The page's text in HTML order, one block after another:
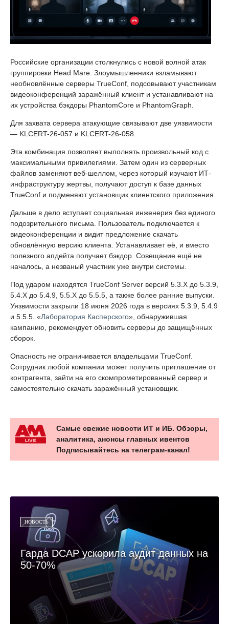
Российские организации столкнулись с новой волной атак
группировки Head Mare. Злоумышленники взламывают
необновлённые серверы TrueConf, подсовывают участникам
видеоконференций заражённый клиент и устанавливают на
их устройства бэкдоры PhantomCore и PhantomGraph.
Для захвата сервера атакующие связывают две уязвимости
— KLCERT-26-057 и KLCERT-26-058.
Эта комбинация позволяет выполнять произвольный код с
максимальными привилегиями. Затем один из серверных
файлов заменяют веб-шеллом, через который изучают ИТ-
инфраструктуру жертвы, получают доступ к базе данных
TrueConf и подменяют установщик клиентского приложения.
Дальше в дело вступает социальная инженерия без единого
подозрительного письма. Пользователь подключается к
видеоконференции и видит предложение скачать
обновлённую версию клиента. Устанавливает её, и вместо
полезного апдейта получает бэкдор. Совещание ещё не
началось, а незваный участник уже внутри системы.
Под ударом находятся TrueConf Server версий 5.3.X до 5.3.9,
5.4.X до 5.4.9, 5.5.X до 5.5.5, а также более ранние выпуски.
Уязвимости закрыли 18 июня 2026 года в версиях 5.3.9, 5.4.9
и 5.5.5. «Лаборатория Касперского», обнаружившая
кампанию, рекомендует обновить серверы до защищённых
сборок.
Опасность не ограничивается владельцами TrueConf.
Сотрудник любой компании может получить приглашение от
контрагента, зайти на его скомпрометированный сервер и
самостоятельно скачать заражённый установщик.
Самые свежие новости ИТ и ИБ. Обзоры,
аналитика, анонсы главных ивентов
Подписывайтесь на телеграм-канал!
НОВОСТЬ
Гарда DCAP ускорила аудит данных на
50-70%